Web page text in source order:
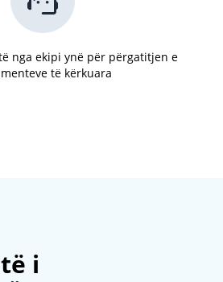
nga ekipi ynë për përgatitjen e
të kërkuara
i